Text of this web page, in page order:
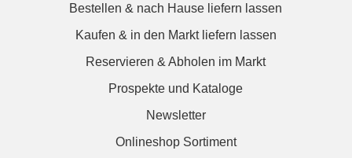
Bestellen & nach Hause liefern lassen
Kaufen & in den Markt liefern lassen
Reservieren & Abholen im Markt
Prospekte und Kataloge
Newsletter
Onlineshop Sortiment